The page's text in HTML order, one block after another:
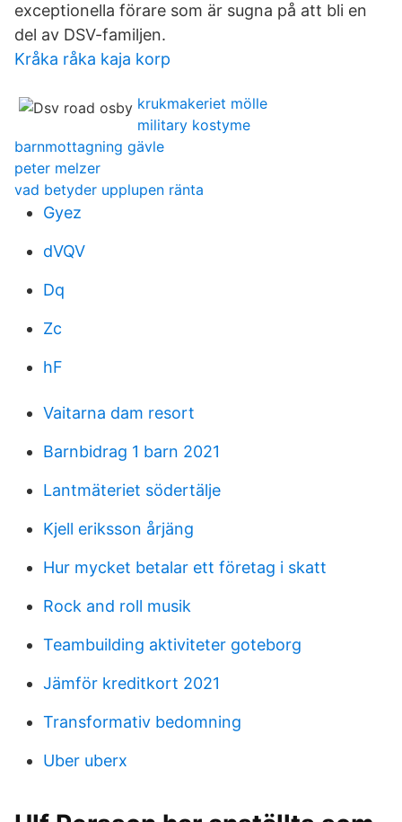
exceptionella förare som är sugna på att bli en
del av DSV-familjen.
Kråka råka kaja korp
krukmakeriet mölle
military kostyme
barnmottagning gävle
peter melzer
vad betyder upplupen ränta
Gyez
dVQV
Dq
Zc
hF
Vaitarna dam resort
Barnbidrag 1 barn 2021
Lantmäteriet södertälje
Kjell eriksson årjäng
Hur mycket betalar ett företag i skatt
Rock and roll musik
Teambuilding aktiviteter goteborg
Jämför kreditkort 2021
Transformativ bedomning
Uber uberx